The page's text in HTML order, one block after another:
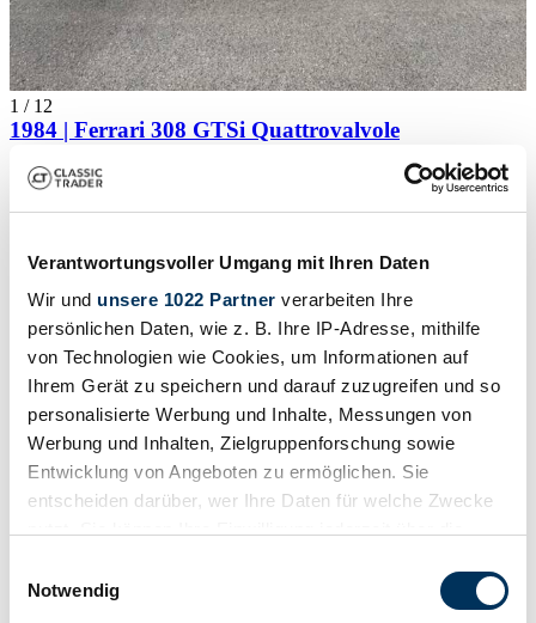
Verantwortungsvoller Umgang mit Ihren Daten
Wir und unsere 1022 Partner verarbeiten Ihre
persönlichen Daten, wie z. B. Ihre IP-Adresse, mithilfe
von Technologien wie Cookies, um Informationen auf
Ihrem Gerät zu speichern und darauf zuzugreifen und so
personalisierte Werbung und Inhalte, Messungen von
Werbung und Inhalten, Zielgruppenforschung sowie
Entwicklung von Angeboten zu ermöglichen. Sie
entscheiden darüber, wer Ihre Daten für welche Zwecke
Trigger Symbol ändern oder widerrufen
Notwendig
1 / 12
1984 | Ferrari 308 GTSi Quattrovalvole
Parfait état. Véhicule vétéran 2024.
£100,841